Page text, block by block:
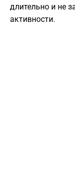
длительно и не
активности.